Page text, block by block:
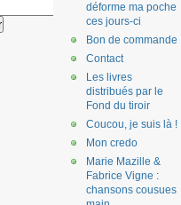
déforme ma poche
ces jours-ci
Bon de commande
Contact
Les livres
distribués par le
Fond du tiroir
Coucou, je suis là !
Mon credo
Marie Mazille &
Fabrice Vigne :
chansons cousues